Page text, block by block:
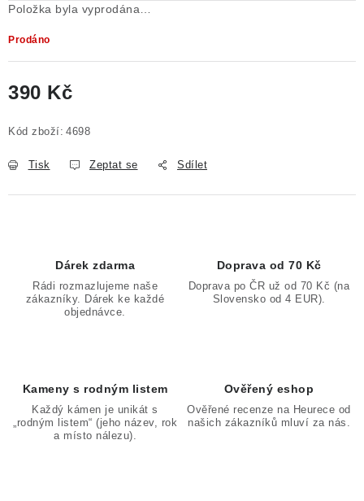
Položka byla vyprodána…
Prodáno
390 Kč
Kód zboží: 4698
Tisk Zeptat se Sdílet
Dárek zdarma
Rádi rozmazlujeme naše
zákazníky. Dárek ke každé
objednávce.
Doprava od 70 Kč
Doprava po ČR už od 70 Kč (na
Slovensko od 4 EUR).
Kameny s rodným listem
Každý kámen je unikát s
„rodným listem“ (jeho název, rok
a místo nálezu).
Ověřený eshop
Ověřené recenze na Heurece od
našich zákazníků mluví za nás.